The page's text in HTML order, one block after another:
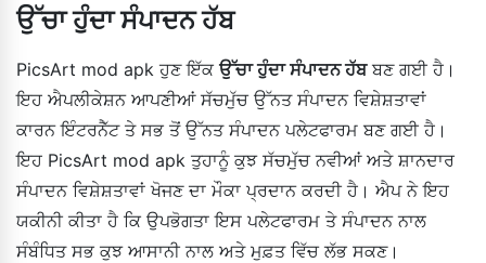
ਉੱਚਾ ਹੁੰਦਾ ਸੰਪਾਦਨ ਹੱਬ
PicsArt mod apk ਹੁਣ ਇੱਕ ਉੱਚਾ ਹੁੰਦਾ ਸੰਪਾਦਨ ਹੱਬਬਣ ਗਈ ਹੈ।
ਇਹ ਐਪਲੀਕੇਸ਼ਨ ਆਪਣੀਆਂ ਸੱਚਮੁੱਚ ਉੱਨਤ ਸੰਪਾਦਨ ਵਿਸ਼ੇਸ਼ਤਾਵਾਂ
ਕਾਰਨ ਇੰਟਰਨੈੱਟ ਤੇ ਸਭ ਤੋਂ ਉੱਨਤ ਸੰਪਾਦਨ ਪਲੇਟਫਾਰਮ ਬਣ ਗਈ ਹੈ।
ਇਹ PicsArt mod apk ਤੁਹਾਨੂੰ ਕੁਝ ਸੱਚਮੁੱਚ ਨਵੀਆਂ ਅਤੇ ਸ਼ਾਨਦਾਰ
ਸੰਪਾਦਨ ਵਿਸ਼ੇਸ਼ਤਾਵਾਂ ਖੋਜਣ ਦਾ ਮੌਕਾ ਪ੍ਰਦਾਨ ਕਰਦੀ ਹੈ। ਐਪ ਨੇ ਇਹ
ਯਕੀਨੀ ਕੀਤਾ ਹੈ ਕਿ ਉਪਭੋਗਤਾ ਇਸ ਪਲੇਟਫਾਰਮ ਤੇ ਸੰਪਾਦਨ ਨਾਲ
ਸੰਬੰਧਿਤ ਸਭ ਕੁਝ ਆਸਾਨੀ ਨਾਲ ਅਤੇ ਮੁਫ਼ਤ ਵਿੱਚ ਲੱਭ ਸਕਣ।